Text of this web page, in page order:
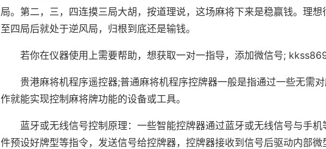
局。第二，三，四连摸三局大胡，按道理说，这场麻将下来是稳赢钱。理想
至四局后就处于逆风局，归根到底还是输钱。
若你在仪器使用上需要帮助，想获取一对一指导，添加微信号;
贵港麻将机程序遥控器;普通麻将机程序控牌器一般是指通过一些无需
作就能实现控制麻将牌功能的设备或工具。
蓝牙或无线信号控制原理：一些智能控牌器通过蓝牙或无线信号与手
件预设好牌型等指令，发送信号给控牌器，控牌器接收到信号后驱动内部